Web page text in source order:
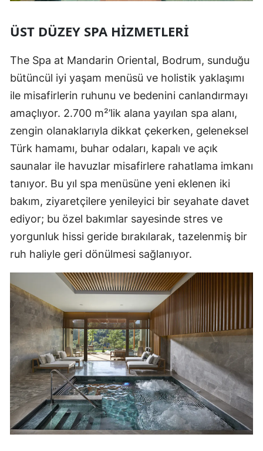
ÜST DÜZEY SPA HIZMETLERI
The Spa at Mandarin Oriental, Bodrum, sunduğu
bütüncül iyi yaşam menüsü ve holistik yaklaşımı
ile misafirlerin ruhunu ve bedenini canlandırmayı
amaçlıyor. 2.700 m²’lik alana yayılan spa alanı,
zengin olanaklarıyla dikkat çekerken, geleneksel
Türk hamamı, buhar odaları, kapalı ve açık
saunalar ile havuzlar misafirlere rahatlama imkanı
tanıyor. Bu yıl spa menüsüne yeni eklenen iki
bakım, ziyaretçilere yenileyici bir seyahate davet
ediyor; bu özel bakımlar sayesinde stres ve
yorgunluk hissi geride bırakılarak, tazelenmiş bir
ruh haliyle geri dönülmesi sağlanıyor.